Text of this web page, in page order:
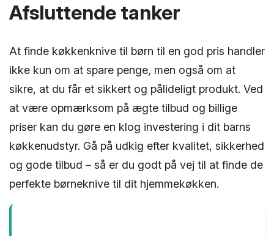
Afsluttende tanker
At finde køkkenknive til børn til en god pris handler
ikke kun om at spare penge, men også om at
sikre, at du får et sikkert og pålideligt produkt. Ved
at være opmærksom på ægte tilbud og billige
priser kan du gøre en klog investering i dit barns
køkkenudstyr. Gå på udkig efter kvalitet, sikkerhed
og gode tilbud – så er du godt på vej til at finde de
perfekte børneknive til dit hjemmekøkken.